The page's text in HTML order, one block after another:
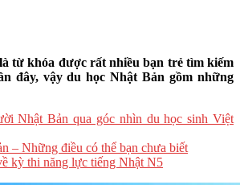
từ khóa được rất nhiều bạn trẻ tìm kiếm
đây, vậy du học Nhật Bản gồm những
Nhật Bản qua góc nhìn du học sinh Việt
– Những điều có thể bạn chưa biết
kỳ thi năng lực tiếng Nhật N5